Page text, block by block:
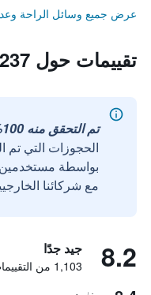
عرض جميع وسائل الراحة
تقييمات حول 237 هوتل
تم التحقق منه 100%
الحجوزات التي تم
مع شركائنا
8.2 جيد جدًا
1,103 من التقييمات تم التحقق منها